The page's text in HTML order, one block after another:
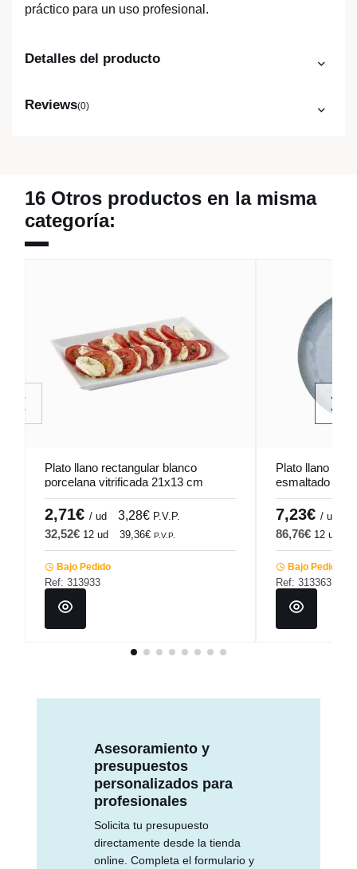
práctico para un uso profesional.
Detalles del producto
Reviews(0)
16 Otros productos en la misma
categoría:
Plato llano rectangular blanco
porcelana vitrificada 21x13 cm
Edina Pro.mundi
2,71€ / ud 3,28€ P.V.P.
32,52€ 12 ud 39,36€ P.V.P.
Bajo Pedido
Ref: 313933
Plato llano
esmaltado Ø
7,23€ / ud
86,76€ 12 ud
Bajo Pedido
Ref: 313363
Asesoramiento y
presupuestos
personalizados para
profesionales
Solicita tu presupuesto
directamente desde la tienda
online. Completa el formulario y